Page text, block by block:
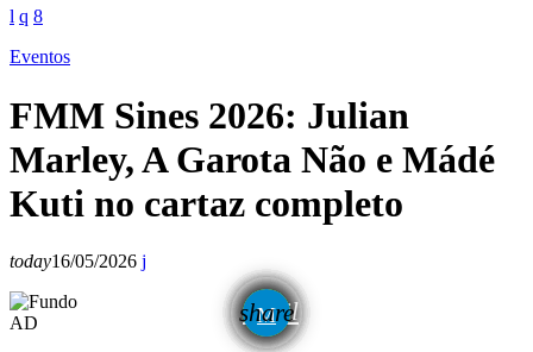
Eventos
FMM Sines 2026: Julian
Marley, A Garota Não e Mádé
Kuti no cartaz completo
today16/05/2026
share
email
AD